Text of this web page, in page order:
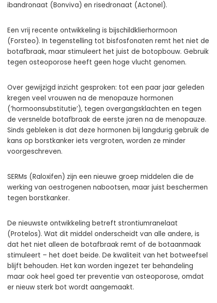
ibandronaat (Bonviva) en risedronaat (Actonel).
Een vrij recente ontwikkeling is bijschildklierhormoon
(Forsteo). In tegenstelling tot bisfosfonaten remt het niet de
botafbraak, maar stimuleert het juist de botopbouw. Gebruik
tegen osteoporose heeft geen hoge vlucht genomen.
Over gewijzigd inzicht gesproken: tot een paar jaar geleden
kregen veel vrouwen na de menopauze hormonen
(’hormoonsubstitutie’), tegen overgangsklachten en tegen
de versnelde botafbraak de eerste jaren na de menopauze.
Sinds gebleken is dat deze hormonen bij langdurig gebruik de
kans op borstkanker iets vergroten, worden ze minder
voorgeschreven.
SERMs (Raloxifen) zijn een nieuwe groep middelen die de
werking van oestrogenen nabootsen, maar juist beschermen
tegen borstkanker.
De nieuwste ontwikkeling betreft strontiumranelaat
(Protelos). Wat dit middel onderscheidt van alle andere, is
dat het niet alleen de botafbraak remt of de botaanmaak
stimuleert – het doet beide. De kwaliteit van het botweefsel
blijft behouden. Het kan worden ingezet ter behandeling
maar ook heel goed ter preventie van osteoporose, omdat
er nieuw sterk bot wordt aangemaakt.